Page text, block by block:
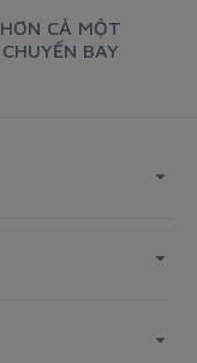
HƠN CẢ MỘT
CHUYẾN BAY